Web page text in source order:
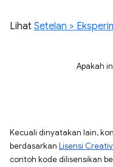
Lihat Setelan >
Apakah
Kecuali dinyatakan lain,
berdasarkan Lisensi
contoh kode dilisensikan